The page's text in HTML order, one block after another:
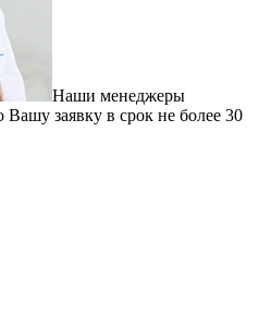
Наши менеджеры
заявку в срок не более 30